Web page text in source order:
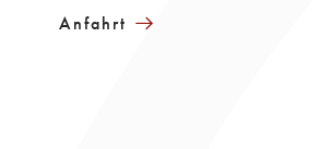
Anfahrt